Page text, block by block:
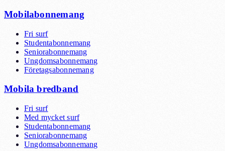
Mobilabonnemang
Fri surf
Studentabonnemang
Seniorabonnemang
Ungdomsabonnemang
Företagsabonnemang
Mobila bredband
Fri surf
Med mycket surf
Studentabonnemang
Seniorabonnemang
Ungdomsabonnemang